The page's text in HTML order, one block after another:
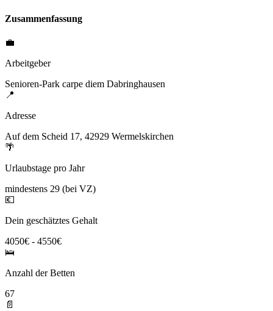
Zusammenfassung
💼
Arbeitgeber
Senioren-Park carpe diem Dabringhausen
📍
Adresse
Auf dem Scheid 17, 42929 Wermelskirchen
🌴
Urlaubstage pro Jahr
mindestens 29 (bei VZ)
💶
Dein geschätztes Gehalt
4050€ - 4550€
🛌
Anzahl der Betten
67
📄